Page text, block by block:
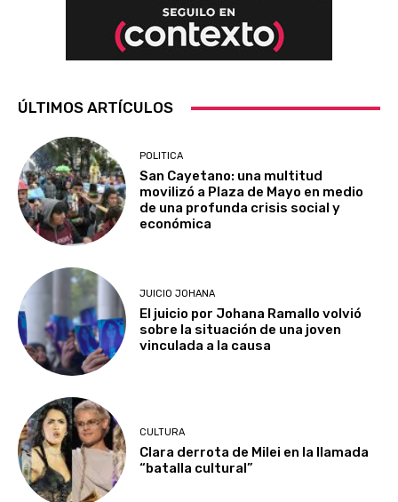
ÚLTIMOS ARTÍCULOS
POLITICA
San Cayetano: una multitud
movilizó a Plaza de Mayo en medio
de una profunda crisis social y
económica
JUICIO JOHANA
El juicio por Johana Ramallo volvió
sobre la situación de una joven
vinculada a la causa
CULTURA
Clara derrota de Milei en la llamada
“batalla cultural”